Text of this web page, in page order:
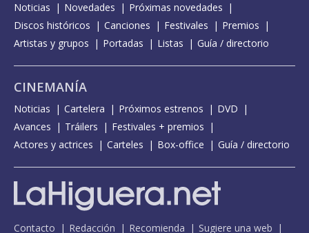
Noticias Novedades
Próximas novedades
Discos históricos
Canciones Festivales
Premios
Artistas y grupos
Portadas Listas Guía / directorio
CINEMANÍA
Noticias Cartelera Próximos estrenos
DVD
Avances
Tráilers
Festivales + premios
Actores y actrices
Carteles Box-office Guía / directorio
Contacto Redacción Recomienda Sugiere una web